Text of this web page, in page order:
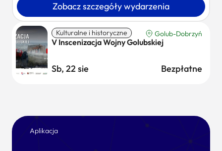
Zobacz szczegóły wydarzenia
Kulturalne i historyczne Golub-Dobrzyń
V Inscenizacja Wojny Golubskiej
Sb, 22 sie Bezpłatne
Aplikacja